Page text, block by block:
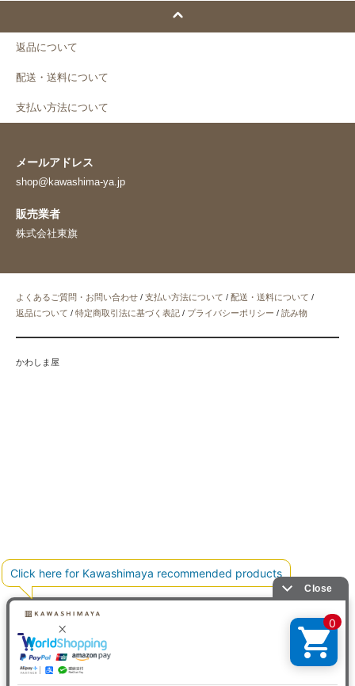
返品について
配送・送料について
支払い方法について
メールアドレス
shop@kawashima-ya.jp
販売業者
株式会社東旗
よくあるご質問・お問い合わせ / 支払い方法について / 配送・送料について /
返品について / 特定商取引法に基づく表記 / プライバシーポリシー / 読み物
かわしま屋